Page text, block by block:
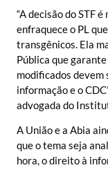
“A decisão do STF
enfraquece o PL
transgênicos. Ela
Pública que
modificados
informação e o
advogada do
A União e a Abia
que o tema seja
hora, o direito à